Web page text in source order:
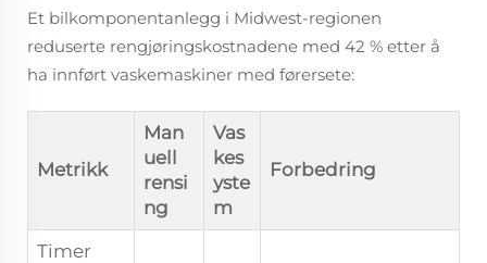
Et bilkomponentanlegg i Midwest-regionen
reduserte rengjøringskostnadene med 42 % etter å
ha innført vaskemaskiner med førersete:
Metrikk
Man
uell
rensi
ng
Vas
kes
yste
m
Forbedring
Timer